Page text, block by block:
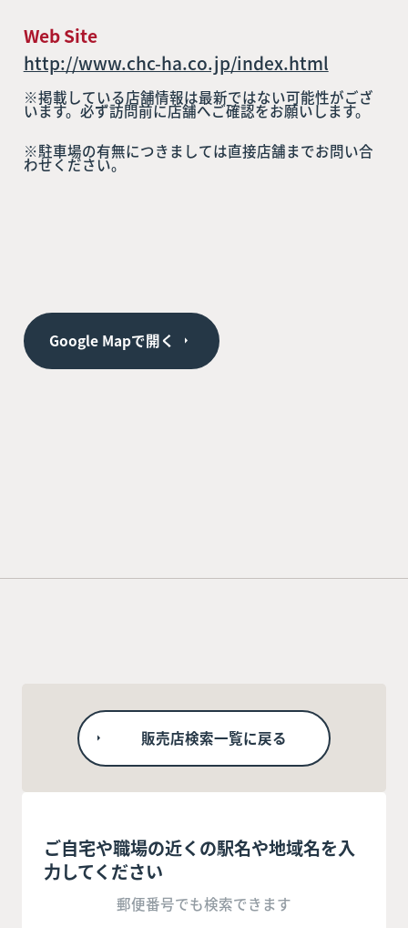
Web Site
http://www.chc-ha.co.jp/index.html
※掲載している店舗情報は最新ではない可能性がござ
います。必ず訪問前に店舗へご確認をお願いします。
※駐車場の有無につきましては直接店舗までお問い合
わせください。
Google Mapで開く
販売店検索一覧に戻る
ご自宅や職場の近くの駅名や地域名を入
力してください
郵便番号でも検索できます